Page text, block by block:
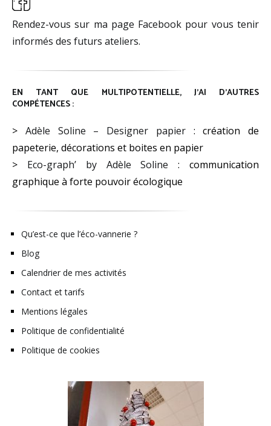
Rendez-vous sur ma page Facebook pour vous tenir
informés des futurs ateliers.
EN TANT QUE MULTIPOTENTIELLE, J’AI D’AUTRES
COMPÉTENCES :
> Adèle Soline – Designer papier: création de
papeterie, décorations et boites en papier
> Eco-graph’ by Adèle Soline : communication
graphique à forte pouvoir écologique
Qu’est-ce que l’éco-vannerie ?
Blog
Calendrier de mes activités
Contact et tarifs
Mentions légales
Politique de confidentialité
Politique de cookies